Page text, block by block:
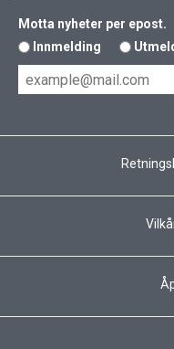
Motta nyheter per epost.
Innmelding